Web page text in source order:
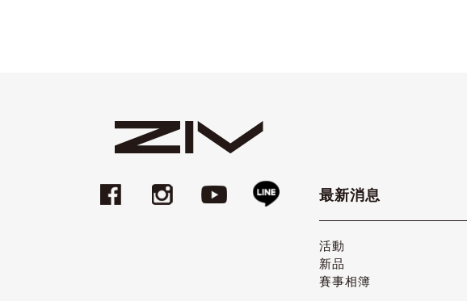
最新消息
活動
新品
賽事相簿